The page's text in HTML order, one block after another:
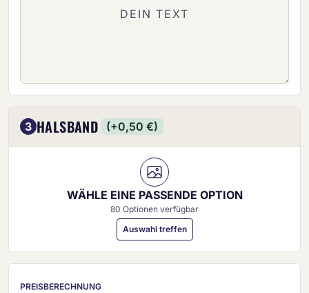
3 HALSBAND (+0,50 €)
WÄHLE EINE PASSENDE OPTION
80 Optionen verfügbar
Auswahl treffen
PREISBERECHNUNG